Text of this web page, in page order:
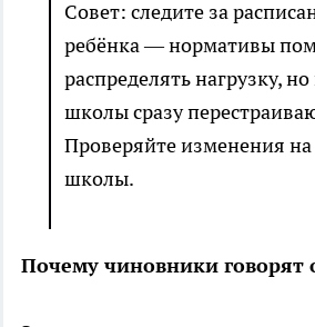
Совет: следите за
ребёнка — нормативы
распределять нагрузку, но
школы сразу
Проверяйте изменения на
школы.
Почему чиновники говорят